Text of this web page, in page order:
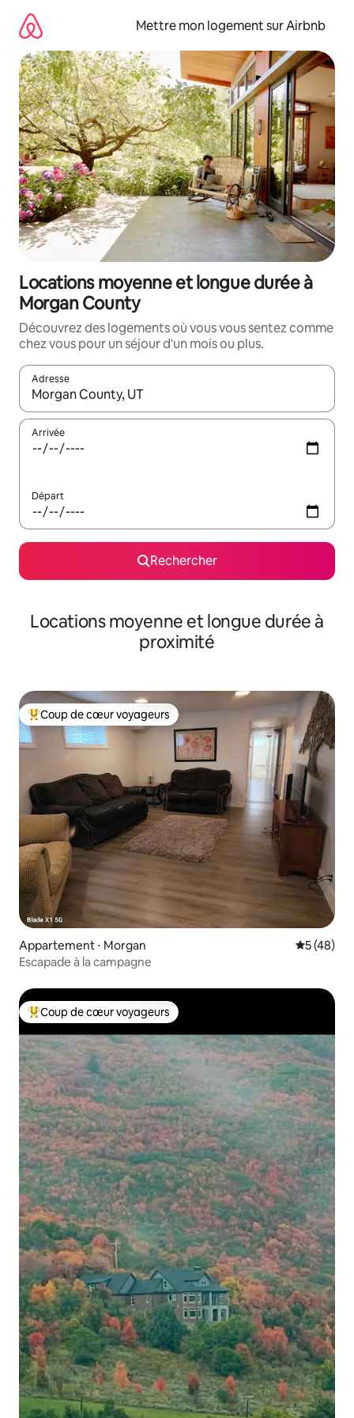
directement
contenu
Mettre mon logement sur Airbnb
Locations moyenne et longue durée à
Morgan County
Découvrez des logements où vous vous sentez comme
chez vous pour un séjour d'un mois ou plus.
Adresse
Lorsque les résultats s'affichent, utilisez les flèches vers le
Arrivée
Départ
Rechercher
Locations moyenne et longue durée à
proximité
Coups de cœur voyageurs les plus appréciés
Coup de cœur voyageurs
Appartement ⋅ Morgan
5 (48)
Escapade à la campagne
Coups de cœur voyageurs les plus appréciés
Coup de cœur voyageurs